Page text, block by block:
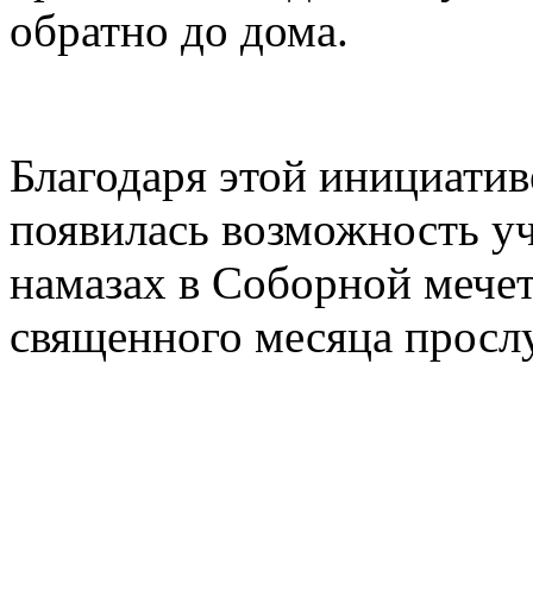
обратно до дома.
Благодаря этой
появилась возможность
намазах в Соборной
священного месяца